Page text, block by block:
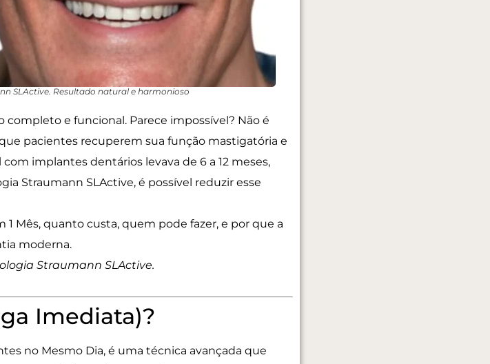
SLActive. Resultado natural e harmonioso
e funcional. Parece impossível? Não é
pacientes recuperem sua função mastigatória e
implantes dentários levava de 6 a 12 meses,
Straumann SLActive, é possível reduzir esse
Mês, quanto custa, quem pode fazer, e por que a
moderna.
Straumann SLActive.
Imediata)?
no Mesmo Dia, é uma técnica avançada que